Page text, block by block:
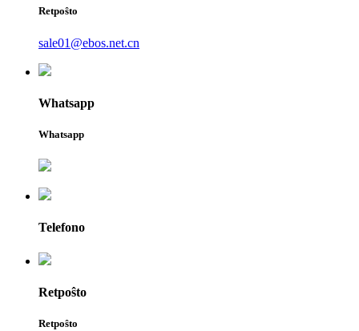
Retpoŝto
sale01@ebos.net.cn
Whatsapp
Whatsapp
Telefono
Retpoŝto
Retpoŝto